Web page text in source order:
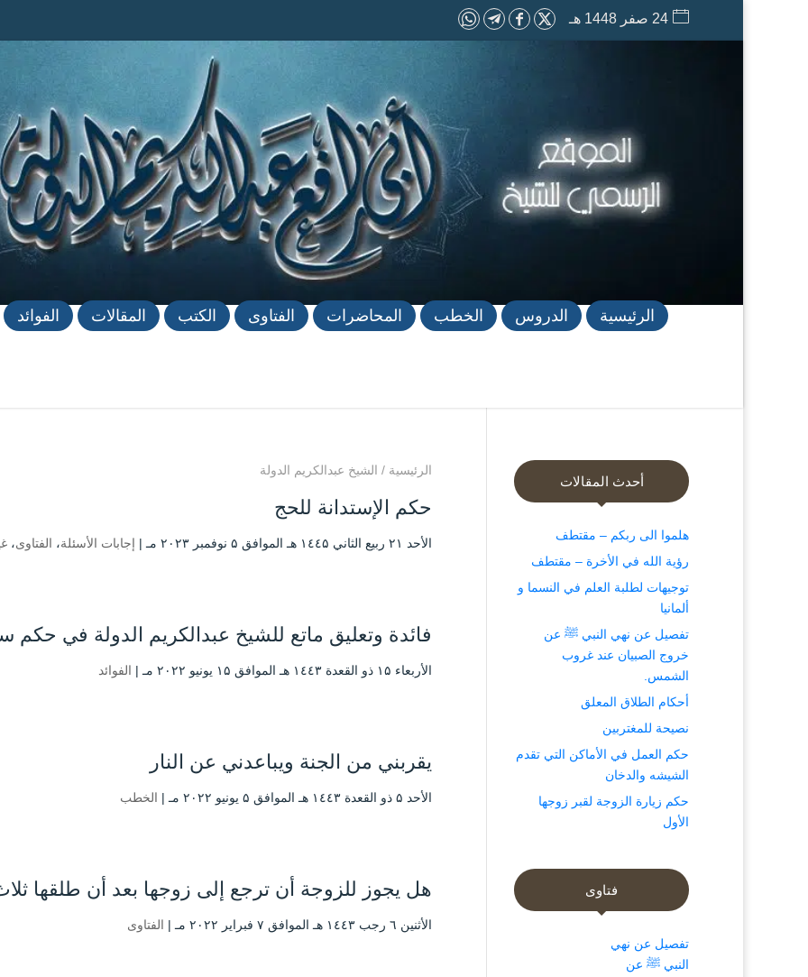
24 صفر 1448 هـ
الرئيسية الدروس الخطب المحاضرات الفتاوى الكتب المقالات الفوائد
الرئيسية / الشيخ عبدالكريم الدولة
حكم الإستدانة للحج
الأحد ۲۱ ربيع الثاني ۱٤٤۵ هـ الموافق ۵ نوفمبر ۲۰۲۳ مـ | إجابات الأسئلة، الفتاوى،
فائدة وتعليق ماتع للشيخ عبدالكريم الدولة في حكم
الأربعاء ۱۵ ذو القعدة ۱٤٤۳ هـ الموافق ۱۵ يونيو ۲۰۲۲ مـ | الفوائد
يقربني من الجنة ويباعدني عن النار
الأحد ۵ ذو القعدة ۱٤٤۳ هـ الموافق ۵ يونيو ۲۰۲۲ مـ | الخطب
هل يجوز للزوجة أن ترجع إلى زوجها بعد أن طلقها
الأثنين ٦ رجب ۱٤٤۳ هـ الموافق ۷ فبراير ۲۰۲۲ مـ | الفتاوى
أحدث المقالات
هلموا الى ربكم – مقتطف
رؤية الله في الأخرة – مقتطف
توجيهات لطلبة العلم في النسما و
ألمانيا
تفصيل عن نهي النبي ﷺ عن
خروج الصبيان عند غروب
الشمس.
أحكام الطلاق المعلق
نصيحة للمغتربين
حكم العمل في الأماكن التي تقدم
الشيشه والدخان
حكم زيارة الزوجة لقبر زوجها
الأول
فتاوى
تفصيل عن نهي
النبي ﷺ عن